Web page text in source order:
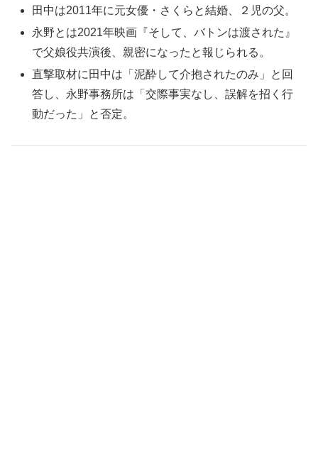
田中は2011年に元女優・さくらと結婚、２児の父。
永野とは2021年映画『そして、バトンは渡された』
で父娘役共演後、親密になったと報じられる。
直撃取材に田中は「泥酔して介抱されたのみ」と回
答し、永野事務所は「交際事実なし、誤解を招く行
動だった」と否定。